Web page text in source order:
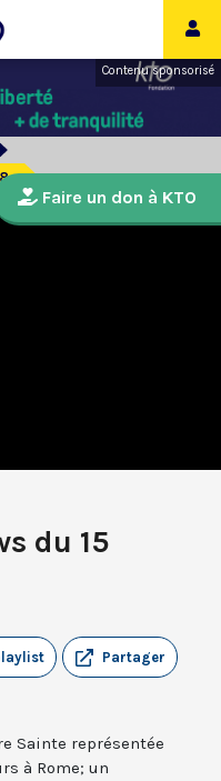
Contenu sponsorisé
du 15
Partager
Sainte représentée
à Rome; un
Faire un don à KTO